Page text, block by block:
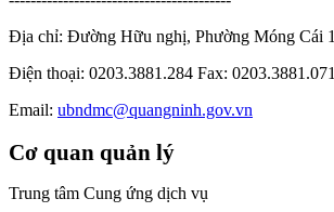
Địa chỉ: Đường Hữu nghị, Phường Móng Cái 1
Điện thoại: 0203.3881.284 Fax: 0203.3881.071
Email: ubndmc@quangninh.gov.vn
Cơ quan quản lý
Trung tâm Cung ứng dịch vụ